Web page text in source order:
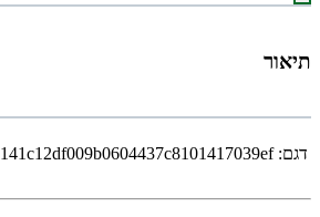
תיאור
דגם: 141c12df009b0604437c8101417039ef